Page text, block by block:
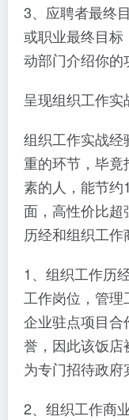
3、应聘者最终
或职业最终目
动部门介绍你的
呈现组织工作实
组织工作实战
重的环节，毕
素的人，能节
面，高性价比
历经和组织工作
1、组织工作历
工作岗位，管
企业驻点项目
誉，因此该饭
为专门招待政府
2、组织工作商